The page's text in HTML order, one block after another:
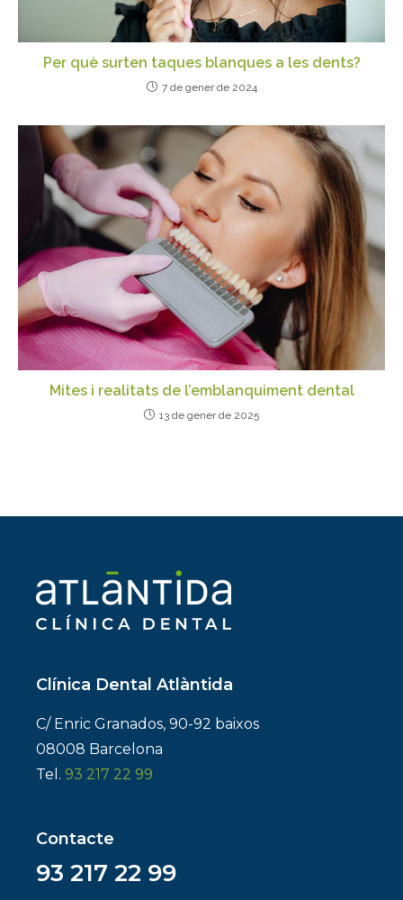
Per què surten taques blanques a les dents?
7 de gener de 2024
Mites i realitats de l’emblanquiment dental
13 de gener de 2025
Clínica Dental Atlàntida
C/ Enric Granados, 90-92 baixos
08008 Barcelona
Tel. 93 217 22 99
Contacte
93 217 22 99